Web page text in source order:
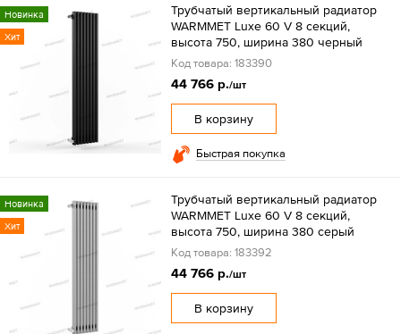
Новинка
Хит
Трубчатый вертикальный радиатор
WARMMET Luxe 60 V 8 секций,
высота 750, ширина 380 черный
Код товара: 183390
44 766 р./шт
В корзину
Быстрая покупка
Новинка
Хит
Трубчатый вертикальный радиатор
WARMMET Luxe 60 V 8 секций,
высота 750, ширина 380 серый
Код товара: 183392
44 766 р./шт
В корзину